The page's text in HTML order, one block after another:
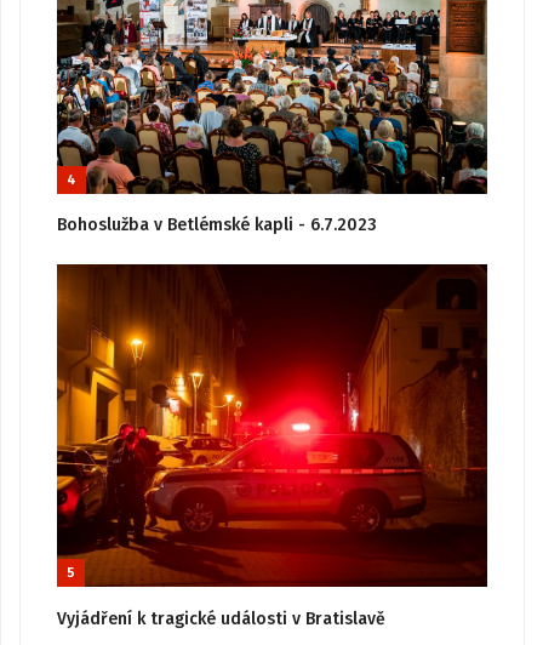
4
Bohoslužba v Betlémské kapli - 6.7.2023
5
Vyjádření k tragické události v Bratislavě